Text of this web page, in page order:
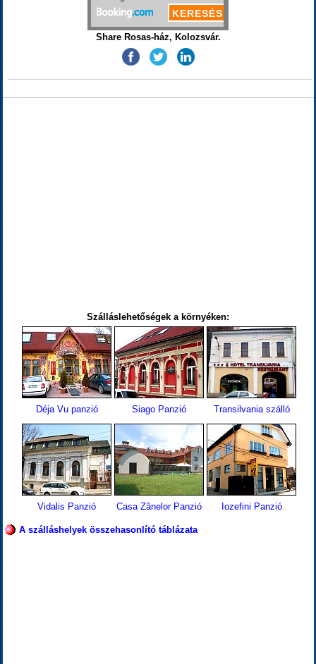
Share Rosas-ház, Kolozsvár.
Szálláslehetőségek a környéken:
Déja Vu panzió Siago Panzió Transilvania szálló
Vidalis Panzió Casa Zânelor Panzió Iozefini Panzió
A szálláshelyek összehasonlító táblázata